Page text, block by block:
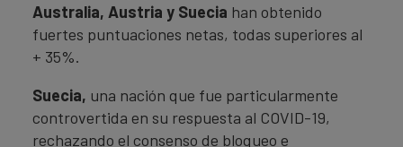
Australia, Austria y Suecia han obtenido
fuertes puntuaciones netas, todas superiores al
+ 35%.
Suecia, una nación que fue particularmente
controvertida en su respuesta al COVID-19,
rechazando el consenso de bloqueo e